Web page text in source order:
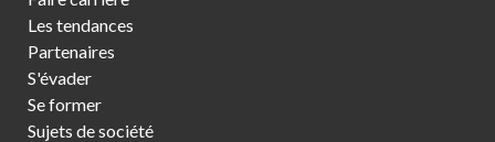
Les tendances
Partenaires
S'évader
Se former
Sujets de société